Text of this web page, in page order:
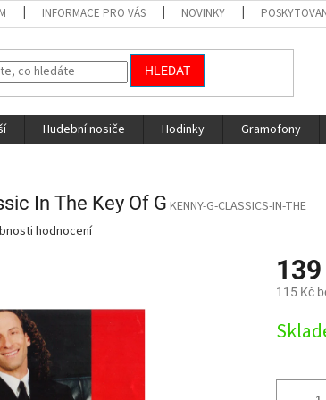
INFORMACE PRO VÁS NOVINKY
HLEDAT
Hudební nosiče Hodinky Gramofony
In The Key Of GKENNY-G-CLASSICS-IN-THE
hodnocení
115 Kč
cena: